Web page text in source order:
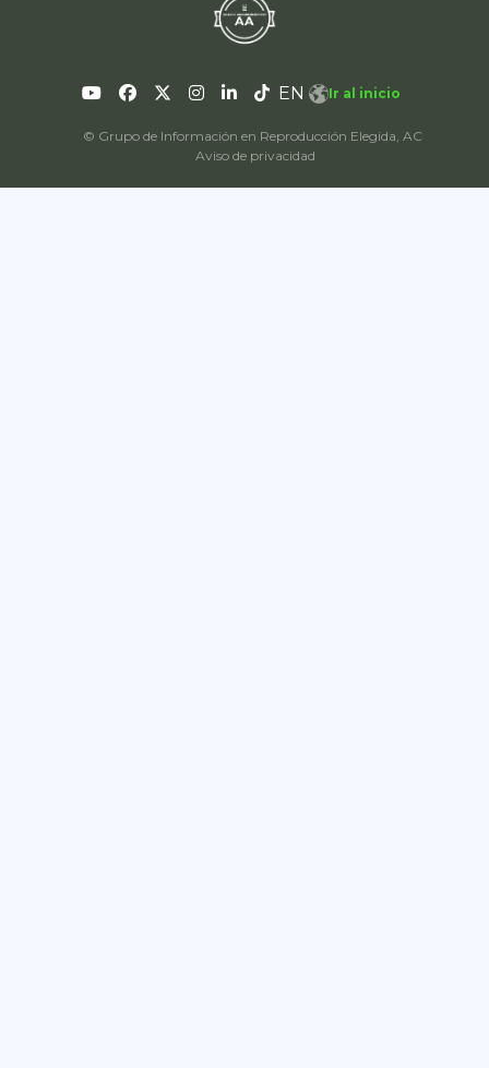
© Grupo de Información en Reproducción Elegida, AC
Aviso de privacidad
EN Ir al inicio